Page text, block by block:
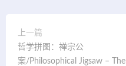
上一篇
哲学拼图：禅宗公
案/Philosophical Jigsaw – The